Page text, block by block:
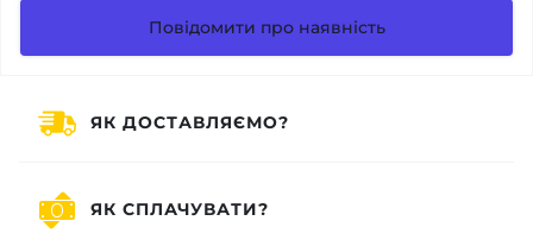
Повідомити про наявність
ЯК ДОСТАВЛЯЄМО?
ЯК СПЛАЧУВАТИ?